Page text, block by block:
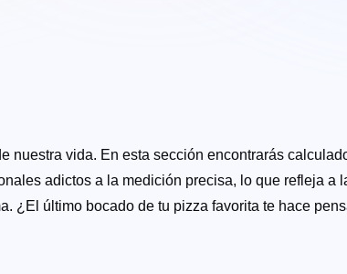
nuestra vida. En esta sección encontrarás
adictos a la medición precisa, lo que refleja a
¿El último bocado de tu pizza favorita te hace
perfecta o de comparación de pizzas para no